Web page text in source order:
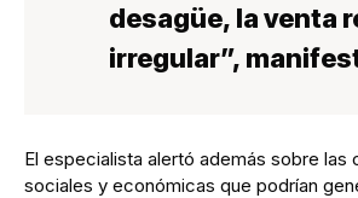
desagüe, la venta
irregular”,
El especialista alertó además sobre las
sociales y económicas que podrían